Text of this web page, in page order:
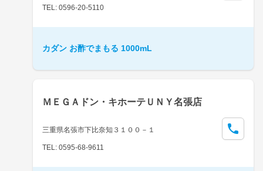
TEL: 0596-20-5110
カダン お酢でまもる 1000mL
ＭＥＧＡドン・キホーテＵＮＹ名張店
三重県名張市下比奈知３１００－１
TEL: 0595-68-9611